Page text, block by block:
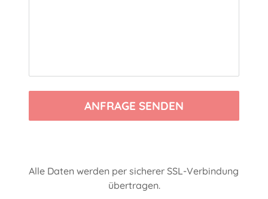
ANFRAGE SENDEN
Alle Daten werden per sicherer SSL-Verbindung
übertragen.